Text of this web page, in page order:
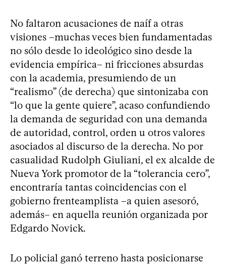
No faltaron acusaciones de naíf a otras
visiones –muchas veces bien fundamentadas
no sólo desde lo ideológico sino desde la
evidencia empírica– ni fricciones absurdas
con la academia, presumiendo de un
“realismo” (de derecha) que sintonizaba con
“lo que la gente quiere”, acaso confundiendo
la demanda de seguridad con una demanda
de autoridad, control, orden u otros valores
asociados al discurso de la derecha. No por
casualidad Rudolph Giuliani, el ex alcalde de
Nueva York promotor de la “tolerancia cero”,
encontraría tantas coincidencias con el
gobierno frenteamplista –a quien asesoró,
además– en aquella reunión organizada por
Edgardo Novick.
Lo policial ganó terreno hasta posicionarse